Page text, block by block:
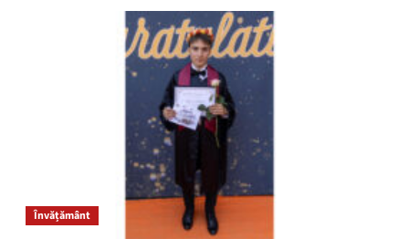
tuturor
Învățământ